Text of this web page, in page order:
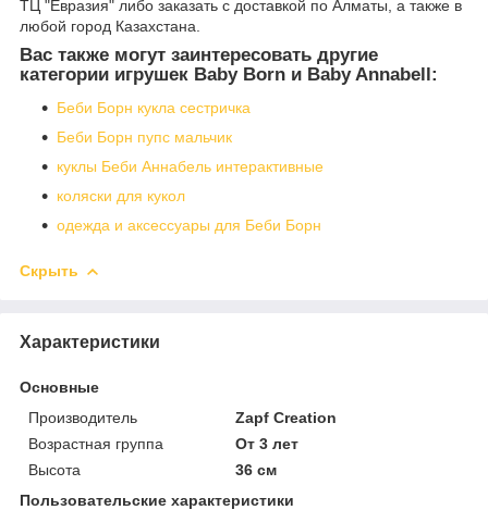
ТЦ "Евразия" либо заказать с доставкой по Алматы, а также в
любой город Казахстана.
Вас также могут заинтересовать другие
категории игрушек Baby Born и Baby Annabell:
Беби Борн кукла сестричка
Беби Борн пупс мальчик
куклы Беби Аннабель интерактивные
коляски для кукол
одежда и аксессуары для Беби Борн
Скрыть
Характеристики
Основные
Производитель
Zapf Creation
Возрастная группа
От 3 лет
Высота
36 см
Пользовательские характеристики